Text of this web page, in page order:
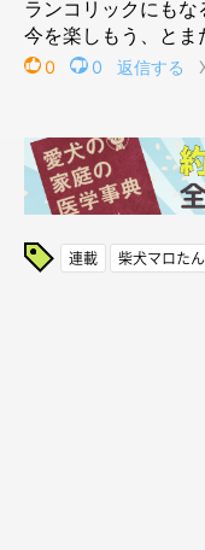
連載 柴犬マロたん